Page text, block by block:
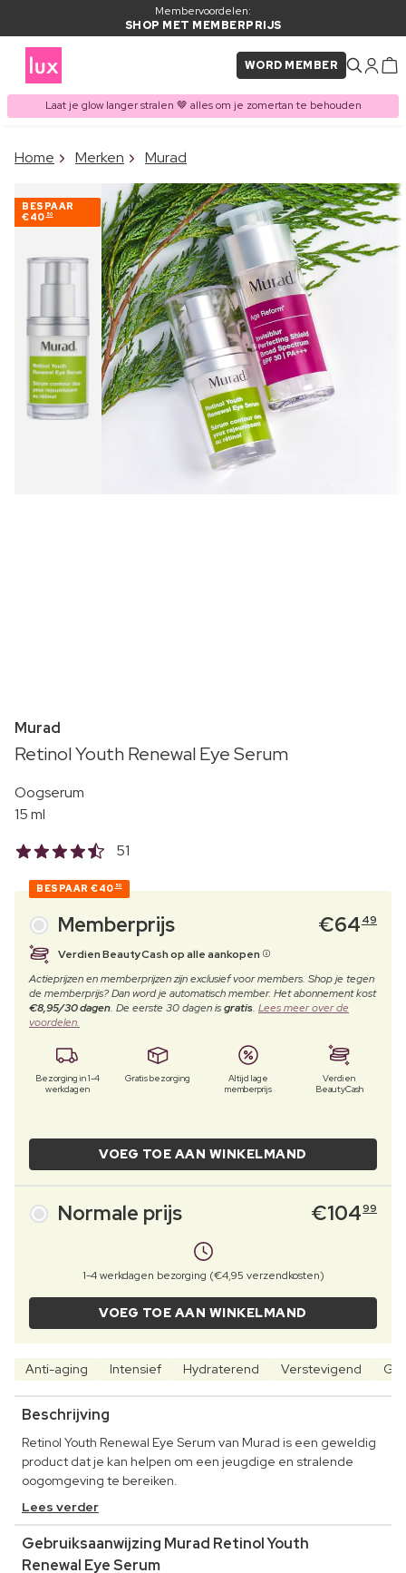
Membervoordelen:
SHOP MET MEMBERPRIJS
WORD MEMBER
Laat je glow langer stralen 🤎 alles om je zomertan te behouden
ITEM TOEGEVOEGD AAN
WINKELMAND
Home Merken Murad
BESPAAR
€40 50
Murad
Retinol Youth Renewal Eye Serum
Oogserum
15 ml
51
BESPAAR €40 50
Memberprijs €64 49
Verdien BeautyCash op alle aankopen
Actieprijzen en memberprijzen zijn exclusief voor members. Shop je tegen
de memberprijs? Dan word je automatisch member. Het abonnement kost
€8,95/30 dagen. De eerste 30 dagen isgratis. Lees meer over de
voordelen.
Bezorging in 1-4
werkdagen
Gratis bezorging
Altijd lage
memberprijs
Verdien
BeautyCash
VOEG TOE AAN WINKELMAND
Normale prijs €10499
1-4 werkdagen bezorging (€4,95 verzendkosten)
VOEG TOE AAN WINKELMAND
Anti-aging Intensief Hydraterend Verstevigend
Beschrijving
Retinol Youth Renewal Eye Serum van Murad is een geweldig
product dat je kan helpen om een jeugdige en stralende
oogomgeving te bereiken.
Lees verder
Gebruiksaanwijzing Murad Retinol Youth
Renewal Eye Serum